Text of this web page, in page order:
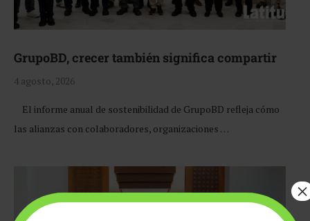
GrupoBD, crecer también significa compartir
4 agosto, 2026
El informe anual de sostenibilidad de GrupoBD refleja cómo
las alianzas con colaboradores, organizaciones …
×